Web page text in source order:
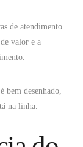
de atendimento
valor e a
bem desenhado,
na linha.